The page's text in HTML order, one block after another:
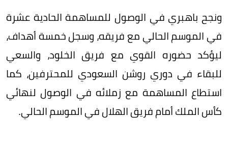
ونجح باهبري في الوصول للمساهمة الحادية عشرة
في الموسم الحالي مع فريقه، وسجل خمسة أهداف،
ليؤكد حضوره القوي مع فريق الخلود، والسعي
للبقاء في دوري روشن السعودي للمحترفين، كما
استطاع المساهمة مع زملائه في الوصول لنهائي
كأس الملك أمام فريق الهلال في الموسم الحالي.